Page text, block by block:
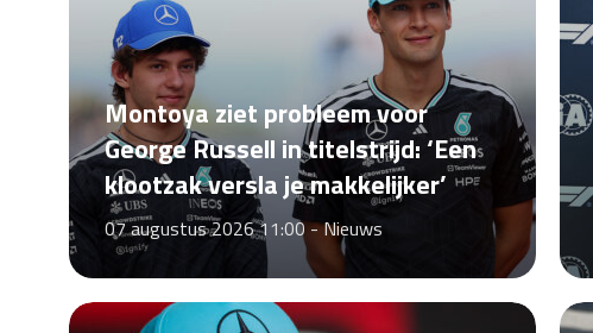
Montoya ziet probleem voor
George Russell in titelstrijd: ‘Een
klootzak versla je makkelijker’
07 augustus 2026 11:00 -Nieuws